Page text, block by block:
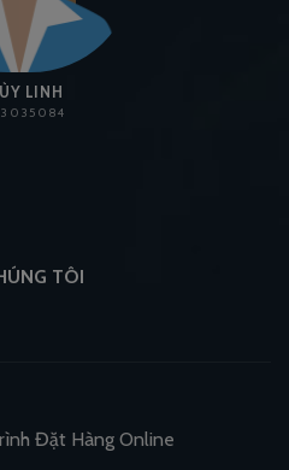
LINH
035 084
TÔI
Đặt Hàng Online